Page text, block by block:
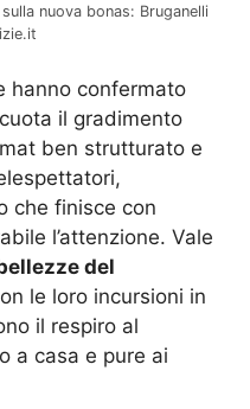
nuova bonas: Bruganelli
hanno confermato
il gradimento
ben strutturato e
che finisce con
l’attenzione. Vale
del
le loro incursioni in
il respiro al
a casa e pure ai